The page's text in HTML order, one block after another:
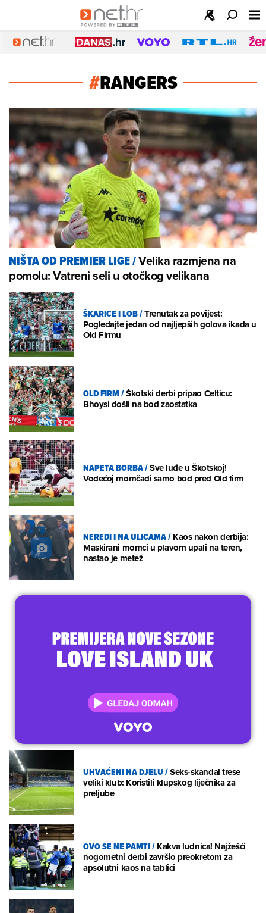
#RANGERS
NIŠTA OD PREMIER LIGE/Velika razmjena na
pomolu: Vatreni seli u otočkog velikana
ŠKARICE I LOB/Trenutak za povijest:
Pogledajte jedan od najljepših golova ikada u
Old Firmu
OLD FIRM/Škotski derbi pripao Celticu:
Bhoysi došli na bod zaostatka
NAPETA BORBA/Sve luđe u Škotskoj!
Vodećoj momčadi samo bod pred Old firm
NEREDI I NA ULICAMA/Kaos nakon derbija:
Maskirani momci u plavom upali na teren,
nastao je metež
UHVAĆENI NA DJELU/Seks-skandal trese
veliki klub: Koristili klupskog liječnika za
preljube
OVO SE NE PAMTI/Kakva ludnica! Najžešći
nogometni derbi završio preokretom za
apsolutni kaos na tablici